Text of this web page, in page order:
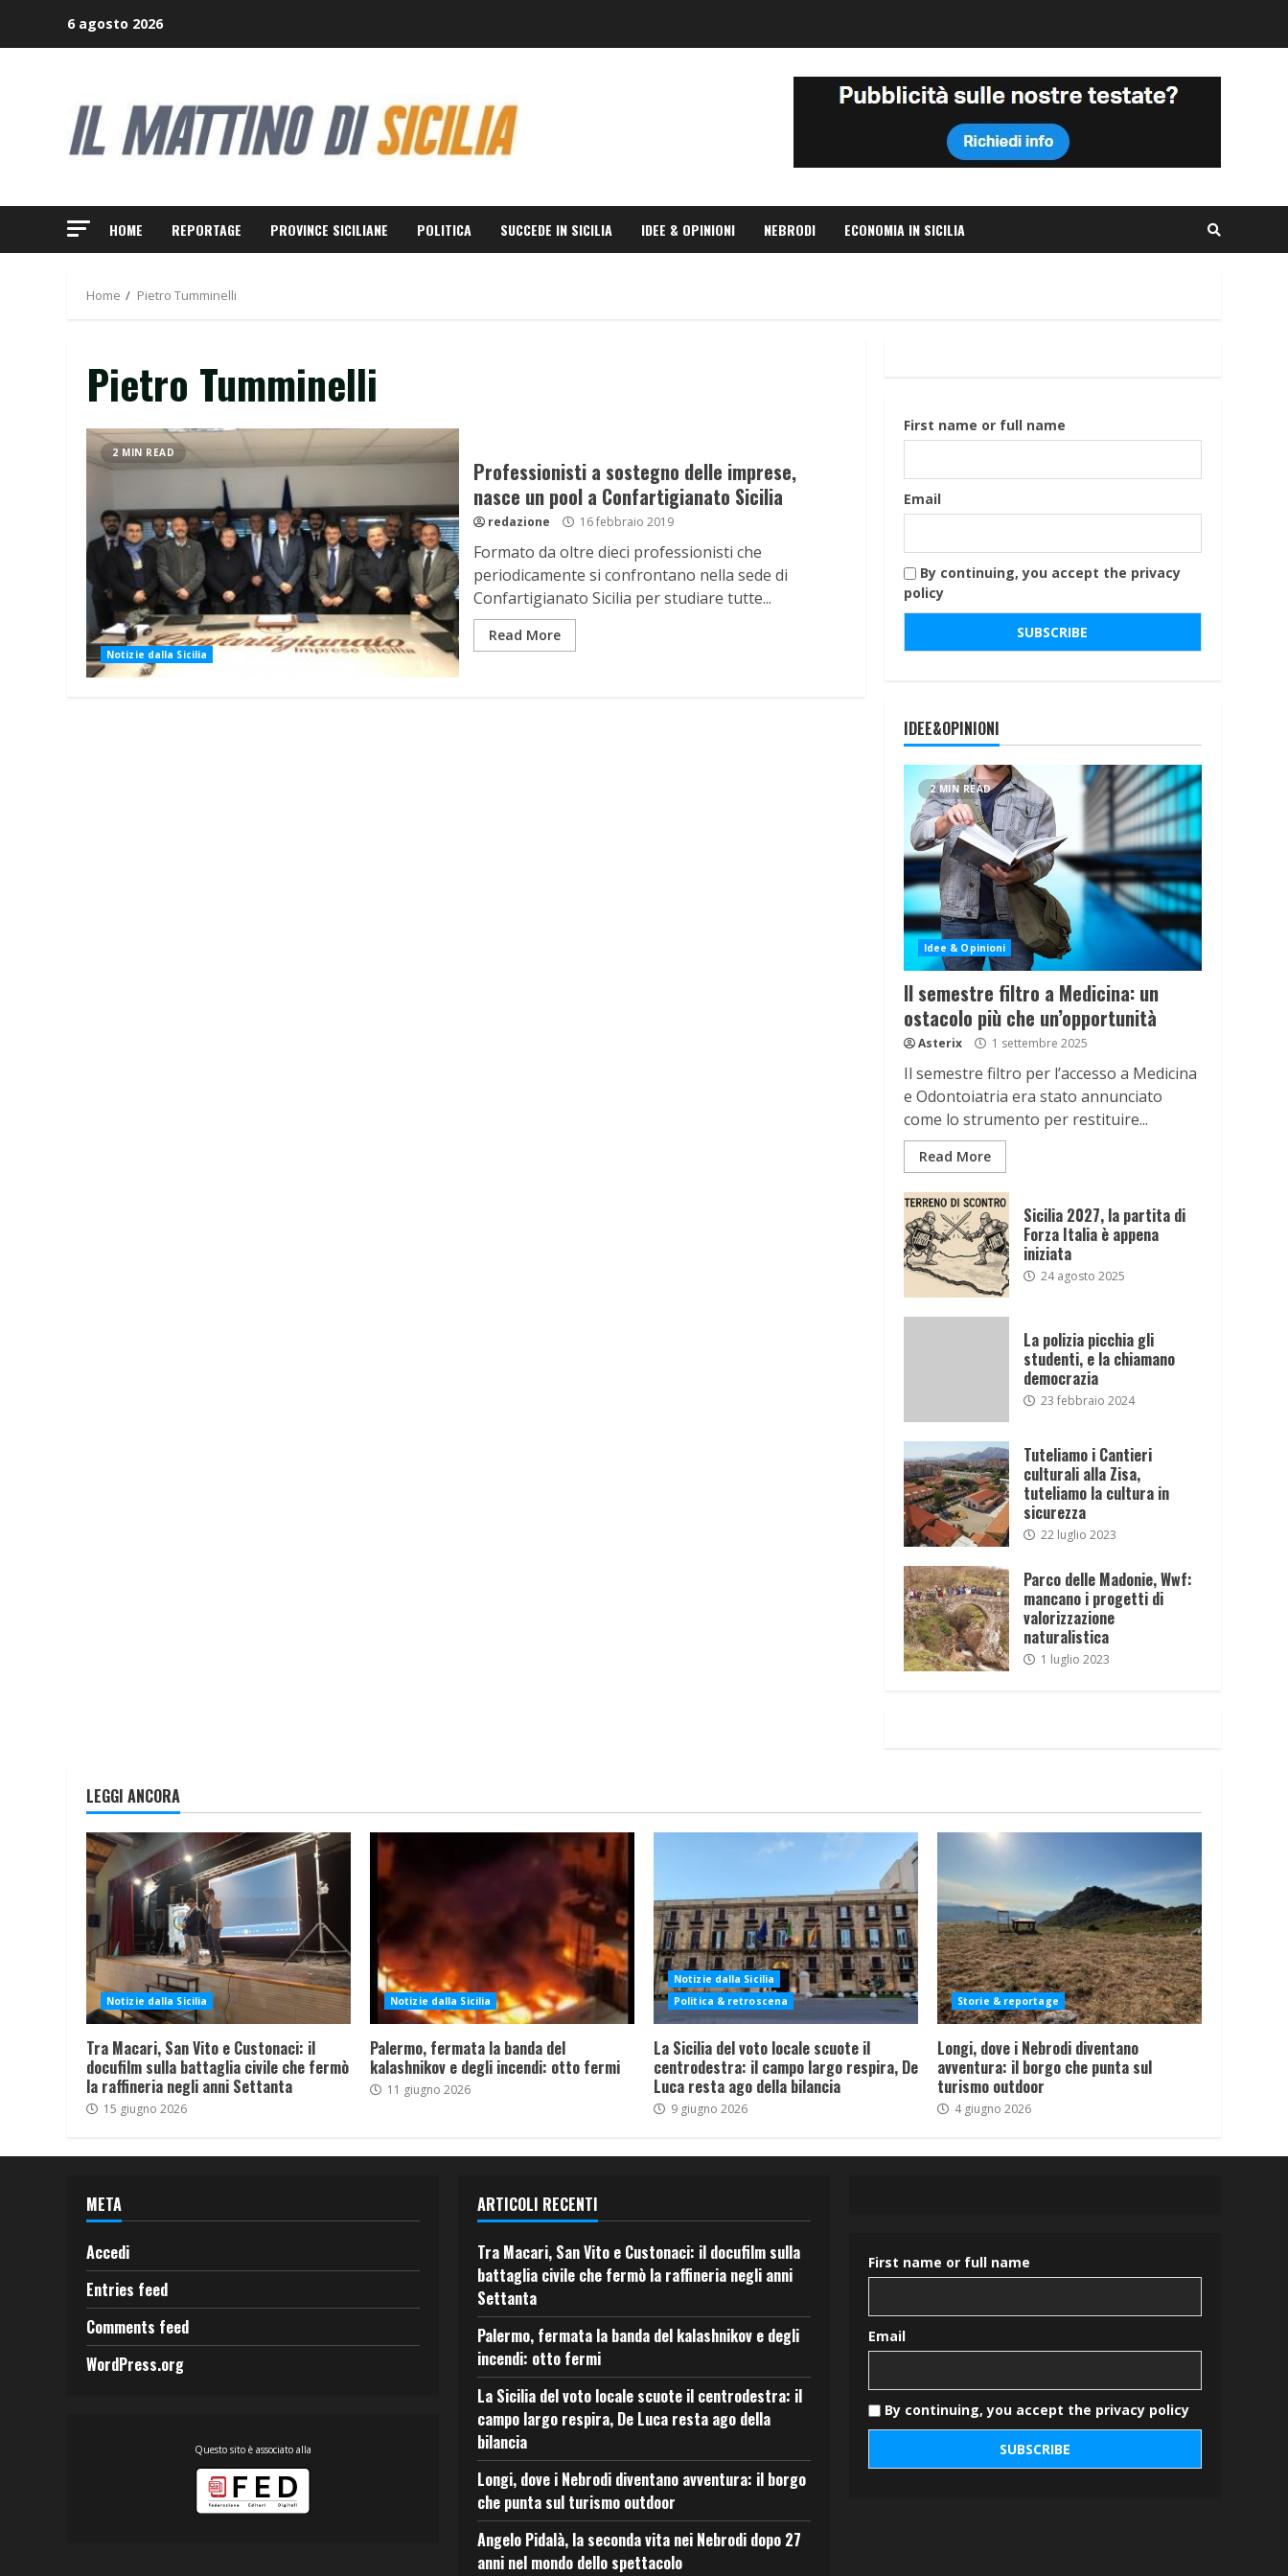
6 agosto 2026
HOME REPORTAGE PROVINCE SICILIANE POLITICA SUCCEDE IN SICILIA IDEE & OPINIONI NEBRODI ECONOMIA IN SICILIA
Home Pietro Tumminelli
Pietro Tumminelli
2 MIN READ
Notizie dalla Sicilia
Professionisti a sostegno delle imprese,
nasce un pool a Confartigianato Sicilia
redazione 16 febbraio 2019
Formato da oltre dieci professionisti che
periodicamente si confrontano nella sede di
Confartigianato Sicilia per studiare tutte...
Read More
First name or full name
Email
By continuing, you accept the privacy
policy
IDEE&OPINIONI
2 MIN READ
Idee & Opinioni
Il semestre filtro a Medicina: un
ostacolo più che un’opportunità
Asterix 1 settembre 2025
Il semestre filtro per l’accesso a Medicina
e Odontoiatria era stato annunciato
come lo strumento per restituire...
Read More
Sicilia 2027, la partita di
Forza Italia è appena
iniziata
24 agosto 2025
La polizia picchia gli
studenti, e la chiamano
democrazia
23 febbraio 2024
Tuteliamo i Cantieri
culturali alla Zisa,
tuteliamo la cultura in
sicurezza
22 luglio 2023
Parco delle Madonie, Wwf:
mancano i progetti di
valorizzazione
naturalistica
1 luglio 2023
LEGGI ANCORA
Notizie dalla Sicilia
Tra Macari, San Vito e Custonaci: il
docufilm sulla battaglia civile che fermò
la raffineria negli anni Settanta
15 giugno 2026
Notizie dalla Sicilia
Palermo, fermata la banda del
kalashnikov e degli incendi: otto fermi
11 giugno 2026
Notizie dalla Sicilia
Politica & retroscena
La Sicilia del voto locale scuote il
centrodestra: il campo largo respira, De
Luca resta ago della bilancia
9 giugno 2026
Storie & reportage
Longi, dove i Nebrodi diventano
avventura: il borgo che punta sul
turismo outdoor
4 giugno 2026
META
Accedi
Entries feed
Comments feed
WordPress.org
Questo sito è associato alla
ARTICOLI RECENTI
Tra Macari, San Vito e Custonaci: il docufilm sulla
battaglia civile che fermò la raffineria negli anni
Settanta
Palermo, fermata la banda del kalashnikov e degli
incendi: otto fermi
La Sicilia del voto locale scuote il centrodestra: il
campo largo respira, De Luca resta ago della
bilancia
Longi, dove i Nebrodi diventano avventura: il borgo
che punta sul turismo outdoor
Angelo Pidalà, la seconda vita nei Nebrodi dopo 27
anni nel mondo dello spettacolo
First name or full name
Email
By continuing, you accept the privacy policy